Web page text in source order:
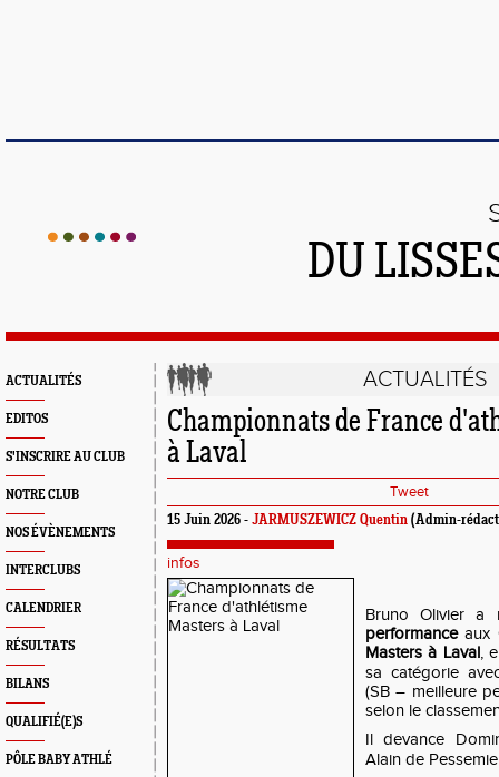
DU
ACTUALITÉS
EDITOS
S'INSCRIRE AU CLUB
NOTRE CLUB
NOS ÉVÈNEMENTS
INTERCLUBS
CALENDRIER
RÉSULTATS
BILANS
QUALIFIÉ(E)S
PÔLE BABY ATHLÉ
ACTUALITÉS
Championnats de France
à Laval
Tweet
15 Juin 2026 - JARMUSZEWICZ Quentin (Admin-
infos
Bruno Olivier a
performanceaux
Masters à Laval,
sa catégorie
(SB – meilleure
selon le
Il devance
Alain de